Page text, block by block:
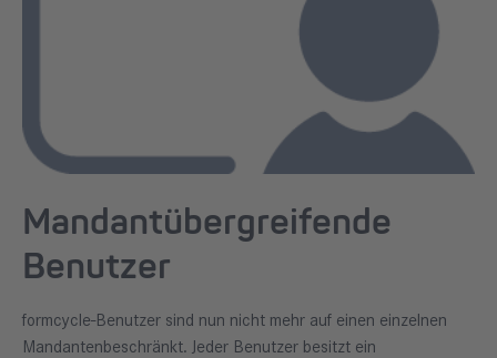
Mandantübergreifende
Benutzer
formcycle-Benutzer sind nun nicht mehr auf einen einzelnen
Mandantenbeschränkt. Jeder Benutzer besitzt ein